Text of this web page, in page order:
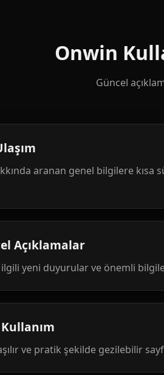
Onwin
Güncel
aranan genel bilgilere kısa
Açıklamalar
yeni duyurular ve önemli
ve pratik şekilde gezilebilir